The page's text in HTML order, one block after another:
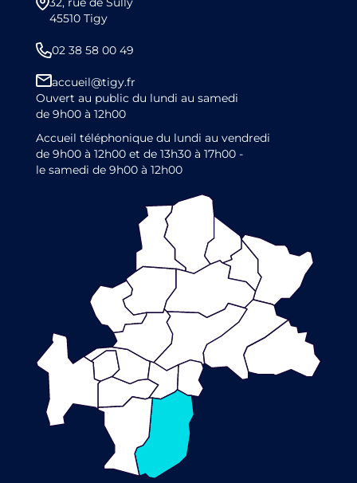
45510 Tigy
02 38 58 00 49
accueil@tigy.fr
Ouvert au public du lundi au samedi
de 9h00 à 12h00
Accueil téléphonique du lundi au vendredi
de 9h00 à 12h00 et de 13h30 à 17h00 -
le samedi de 9h00 à 12h00